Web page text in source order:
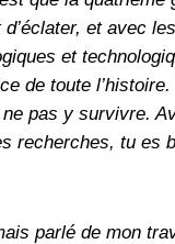
et avec
et
de toute l’histoire.
pas y survivre.
recherches, tu es
parlé de mon